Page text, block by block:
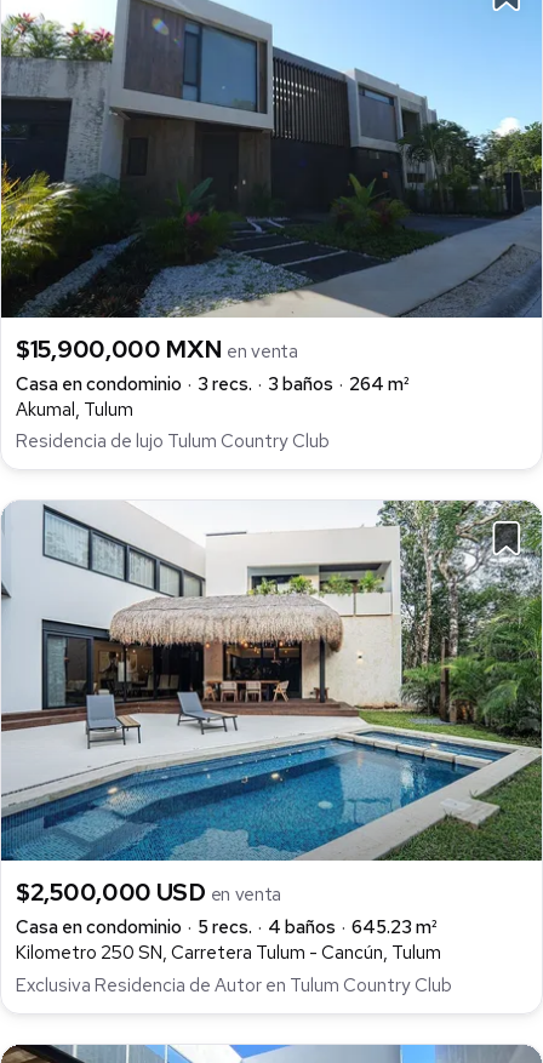
$15,900,000 MXN en venta
Casa en condominio
3 recs. 3 baños
264 m²
Akumal, Tulum
Residencia de lujo Tulum Country Club
$2,500,000 USD en venta
Casa en condominio
5 recs. 4 baños
645.23 m²
Kilometro 250 SN, Carretera Tulum - Cancún, Tulum
Exclusiva Residencia de Autor en Tulum Country Club